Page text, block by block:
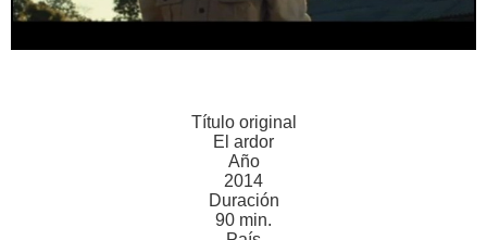
Título original
El ardor
Año
2014
Duración
90 min.